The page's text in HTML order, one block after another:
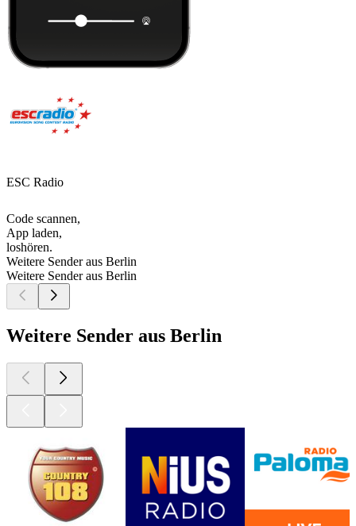
ESC Radio
Code scannen,
App laden,
loshören.
Weitere Sender aus Berlin
Weitere Sender aus Berlin
Weitere Sender aus Berlin